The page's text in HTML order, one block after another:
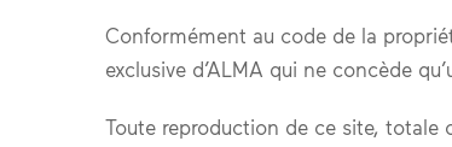
Conformément au code de la
exclusive d’ALMA qui ne concède
Toute reproduction de ce site, totale